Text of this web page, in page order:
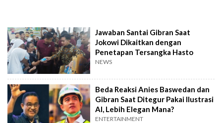
Jawaban Santai Gibran Saat
Jokowi Dikaitkan dengan
Penetapan Tersangka Hasto
NEWS
Beda Reaksi Anies Baswedan dan
Gibran Saat Ditegur Pakai Ilustrasi
AI, Lebih Elegan Mana?
ENTERTAINMENT